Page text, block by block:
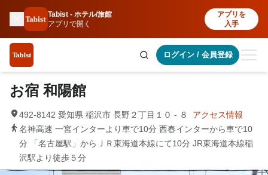
Tabist - ホテル/旅館
アプリで開く
アプリを
入手
ログイン/ 会員登録
お宿 和陽館
492-8142 愛知県 稲沢市 長野２丁目１０ - ８
アクセス情報
名神高速 一宮インターより車で10分 西春インターから車で10
分 「名古屋駅」からＪＲ東海道本線にて10分 JR東海道本線稲
沢駅より徒歩５分